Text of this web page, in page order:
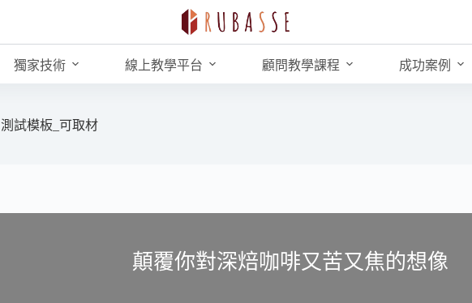
獨家技術 線上教學平台 顧問教學課程 成功案例
測試模板_可取材
顛覆你對深焙咖啡又苦又焦的想像